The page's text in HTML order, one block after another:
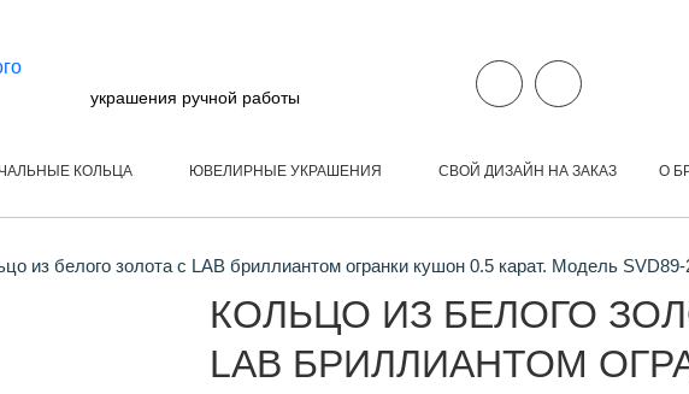
украшения ручной работы
КОЛЬЦА ЮВЕЛИРНЫЕ УКРАШЕНИЯ СВОЙ ДИЗАЙН НА ЗАКАЗ О
из белого золота с LAB бриллиантом огранки кушон 0.5 карат. Модель SVD89-
КОЛЬЦО ИЗ БЕЛОГО
LAB БРИЛЛИАНТОМ